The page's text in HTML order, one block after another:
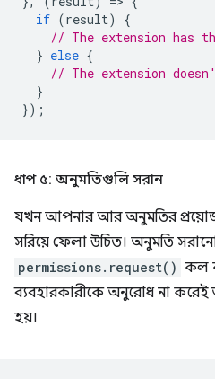
if (result)
{
// The extension has
} else {
// The extension
}
});
ধাপ ৫: অনুমতিগুলি সরান
যখন আপনার আর অনুমতির
সরিয়ে ফেলা উচিত। অনুমতি
permissions.request() কল
ব্যবহারকারীকে অনুরোধ না
হয়।